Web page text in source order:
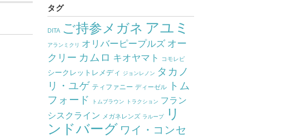
タグ
DITA ご持参メガネ アユミ
アランミクリ オリバーピープルズ オー
クリー カムロ キオヤマト コモレビ
シークレットレメディ ジョンレノン タカノ
リ・ユゲ ティファニー ディーゼル
トム
フォード
トムブラウン トラクション フラン
シスクライン メガネレンズ ラループ
リ
ンドバーグ ワイ・コンセ